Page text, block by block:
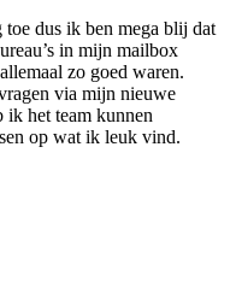
dus ik ben mega blij dat
in mijn mailbox
zo goed waren.
via mijn nieuwe
ik het team kunnen
op wat ik leuk vind.